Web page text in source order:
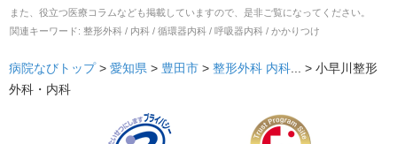
また、役立つ医療コラムなども掲載していますので、是非ご覧になってください。
関連キーワード: 整形外科 / 内科 / 循環器内科 / 呼吸器内科 / かかりつけ
病院なびトップ > 愛知県 > 豊田市 > 整形外科 内科... > 小早川整形
外科・内科